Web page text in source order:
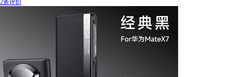
2条评价